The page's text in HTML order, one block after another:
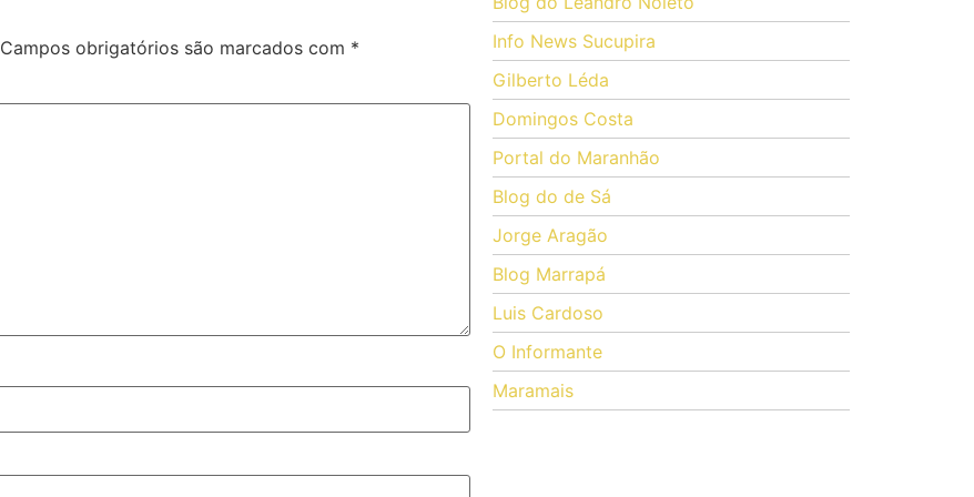
Campos obrigatórios são marcados com *
Info News Sucupira
Gilberto Léda
Domingos Costa
Portal do Maranhão
Blog do de Sá
Jorge Aragão
Blog Marrapá
Luis Cardoso
O Informante
Maramais